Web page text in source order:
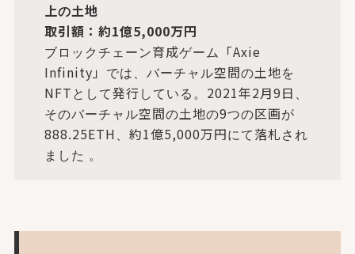
上の土地
取引額：約1億5,000万円
ブロックチェーン育成ゲーム「Axie
Infinity」では、バーチャル空間の土地を
NFTとして発行している。2021年2月9日、
そのバーチャル空間の土地の9つの区画が
888.25ETH、約1億5,000万円にて落札され
ました 。